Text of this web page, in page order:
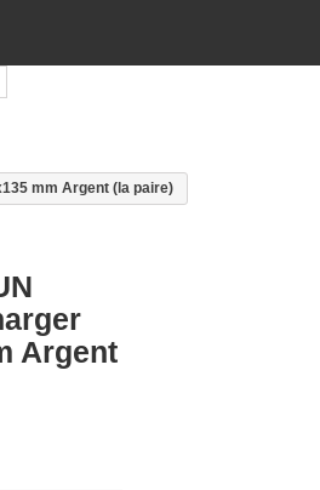
mm Argent (la paire)
Argent